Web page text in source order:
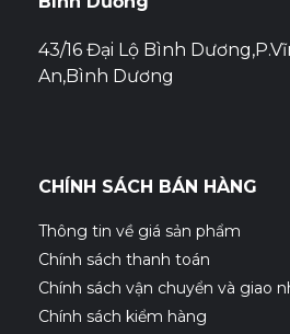
43/16 Đại Lộ Bình
An,Bình Dương
CHÍNH SÁCH BÁN HÀNG
Thông tin về giá sản phẩm
Chính sách thanh toán
Chính sách vận chuyển và giao
Chính sách kiểm hàng